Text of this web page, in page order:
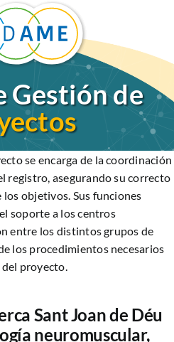
Gestión de
se encarga de la coordinación
registro, asegurando su correcto
objetivos. Sus funciones
soporte a los centros
entre los distintos grupos de
los procedimientos necesarios
proyecto.
Sant Joan de Déu
neuromuscular,